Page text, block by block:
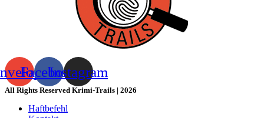
FacebookInstagram
All Rights Reserved Krimi-Trails | 2026
Haftbefehl